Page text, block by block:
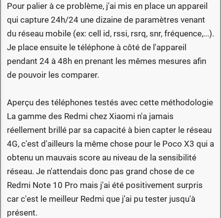
Pour palier à ce problème, j'ai mis en place un appareil
qui capture 24h/24 une dizaine de paramètres venant
du réseau mobile (ex: cell id, rssi, rsrq, snr, fréquence,...).
Je place ensuite le téléphone à côté de l'appareil
pendant 24 à 48h en prenant les mêmes mesures afin
de pouvoir les comparer.
Aperçu des téléphones testés avec cette méthodologie
La gamme des Redmi chez Xiaomi n'a jamais
réellement brillé par sa capacité à bien capter le réseau
4G, c'est d'ailleurs la même chose pour le Poco X3 qui a
obtenu un mauvais score au niveau de la sensibilité
réseau. Je n'attendais donc pas grand chose de ce
Redmi Note 10 Pro mais j'ai été positivement surpris
car c'est le meilleur Redmi que j'ai pu tester jusqu'à
présent.